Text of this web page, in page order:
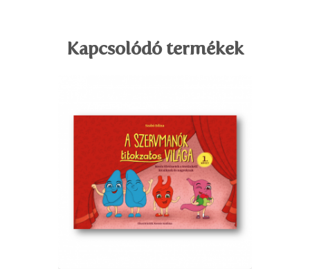
Kapcsolódó termékek